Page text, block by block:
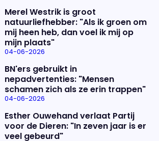
Merel Westrik is groot
natuurliefhebber: "Als ik groen om
mij heen heb, dan voel ik mij op
mijn plaats"
04-06-2026
BN'ers gebruikt in
nepadvertenties: "Mensen
schamen zich als ze erin trappen"
04-06-2026
Esther Ouwehand verlaat Partij
voor de Dieren: "In zeven jaar is er
veel gebeurd"